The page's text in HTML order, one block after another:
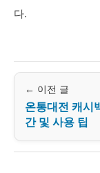
다.
← 이전 글
온통대전 캐시
간 및 사용 팁